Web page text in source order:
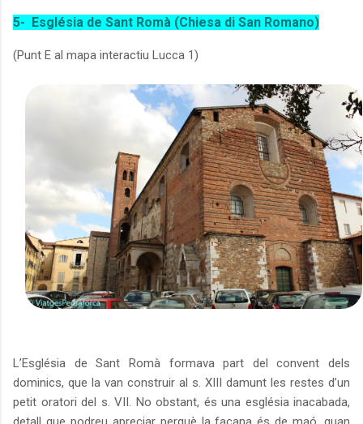
5- Església de Sant Romà (Chiesa di San Romano)
(Punt E al mapa interactiu Lucca 1)
L’Església de Sant Romà formava part del convent dels
dominics, que la van construir al s. XIII damunt les restes d’un
petit oratori del s. VII. No obstant, és una església inacabada,